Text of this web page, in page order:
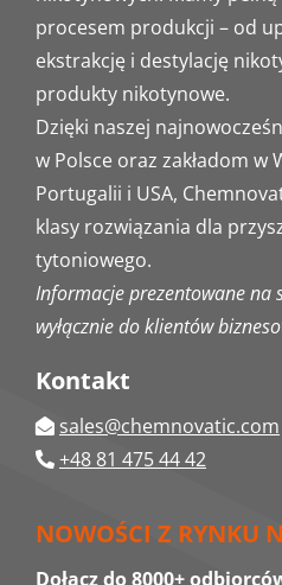
procesem produkcji – od
ekstrakcję i destylację
produkty nikotynowe.
Dzięki naszej
w Polsce oraz zakładom w
Portugalii i USA,
klasy rozwiązania dla
tytoniowego.
Informacje prezentowane na
wyłącznie do klientów
Kontakt
sales@chemnovatic.com
+48 81 475 44 42
NOWOŚCI Z RYNKU
Dołącz do 8000+